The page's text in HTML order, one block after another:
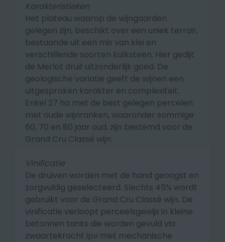
Karakteristieken
Het plateau waarop de wijngaarden
gelegen zijn, beschikt over een uniek terroir,
bestaande uit een mix van klei en
verschillende soorten kalksteen. Hier gedijt
de Merlot druif uitzonderlijk goed. De
geologische variatie geeft de wijnen een
uitgesproken karakter en complexiteit.
Enkel 27 ha met de best gelegen percelen
met oude wijnranken, waaronder sommige
60, 70 en 80 jaar oud, zijn bestemd voor de
Grand Cru Classé wijn.
Vinificatie
De druiven worden met de hand geoogst en
zorgvuldig geselecteerd. Slechts 45% wordt
gebruikt voor de Grand Cru Classé wijn. De
vinificatie verloopt perceelsgewijs in kleine
betonnen tanks die worden gevuld via
zwaartekracht ipv met mechanische